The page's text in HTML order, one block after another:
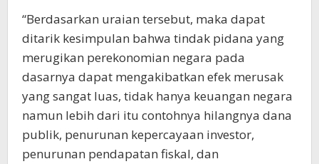
“Berdasarkan uraian tersebut, maka dapat
ditarik kesimpulan bahwa tindak pidana yang
merugikan perekonomian negara pada
dasarnya dapat mengakibatkan efek merusak
yang sangat luas, tidak hanya keuangan negara
namun lebih dari itu contohnya hilangnya dana
publik, penurunan kepercayaan investor,
penurunan pendapatan fiskal, dan